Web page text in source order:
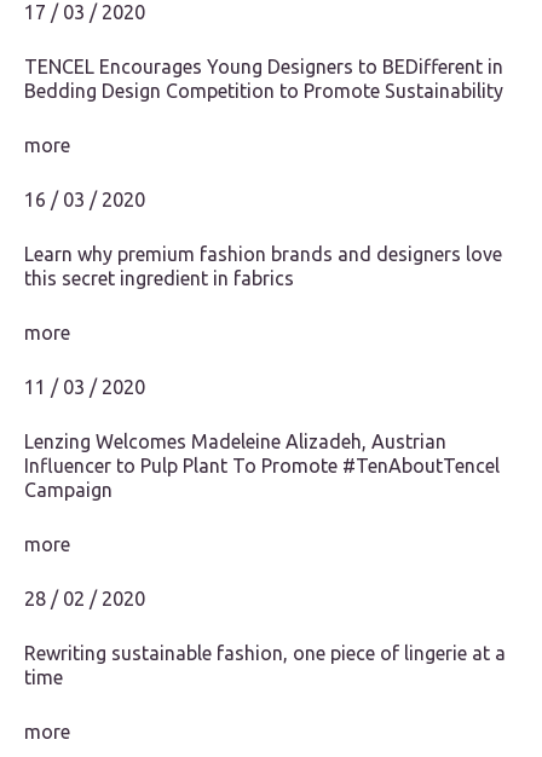
17 / 03 / 2020
TENCEL Encourages Young Designers to BEDifferent in
Bedding Design Competition to Promote Sustainability
more
16 / 03 / 2020
Learn why premium fashion brands and designers love
this secret ingredient in fabrics
more
11 / 03 / 2020
Lenzing Welcomes Madeleine Alizadeh, Austrian
Influencer to Pulp Plant To Promote #TenAboutTencel
Campaign
more
28 / 02 / 2020
Rewriting sustainable fashion, one piece of lingerie at a
time
more